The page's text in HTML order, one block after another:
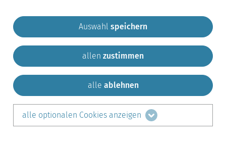
Gemeinde Krailling Impressum
Sitemap
Kontakt
teilen auf:
LinkedIn
Auswahl speichern
allen zustimmen
alle ablehnen
alle optionalen Cookies anzeigen